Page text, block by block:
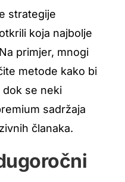
strategije
koja najbolje
primjer, mnogi
metode kako bi
dok se neki
sadržaja
članaka.